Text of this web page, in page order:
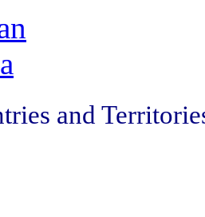
and